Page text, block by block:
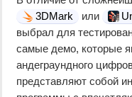
3DMark
или
выбрал для
самые демо, которые
андеграундного
представляют собой